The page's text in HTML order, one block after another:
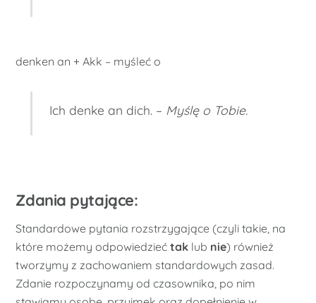
denken an + Akk – myśleć o
Ich denke an dich. – Myślę o Tobie.
Zdania pytające:
Standardowe pytania rozstrzygające (czyli takie, na
które możemy odpowiedziećtak lub nie) również
tworzymy z zachowaniem standardowych zasad.
Zdanie rozpoczynamy od czasownika, po nim